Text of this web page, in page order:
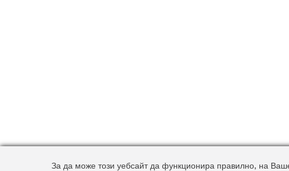
За да може този уебсайт да функционира правилно, на